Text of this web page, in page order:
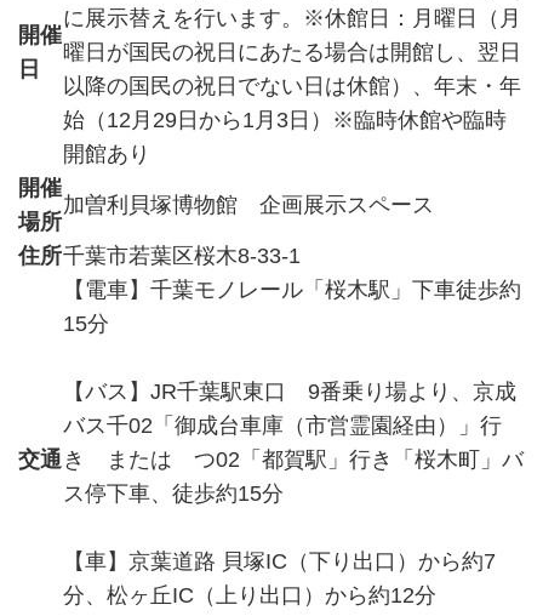
開催
日
に展示替えを行います。※休館日：月曜日（月
曜日が国民の祝日にあたる場合は開館し、翌日
以降の国民の祝日でない日は休館）、年末・年
始（12月29日から1月3日）※臨時休館や臨時
開館あり
開催
場所
加曽利貝塚博物館 企画展示スペース
住所千葉市若葉区桜木8-33-1
交通
【電車】千葉モノレール「桜木駅」下車徒歩約
15分
【バス】JR千葉駅東口 9番乗り場より、京成
バス千02「御成台車庫（市営霊園経由）」行
き または つ02「都賀駅」行き「桜木町」バ
ス停下車、徒歩約15分
【車】京葉道路 貝塚IC（下り出口）から約7
分、松ヶ丘IC（上り出口）から約12分